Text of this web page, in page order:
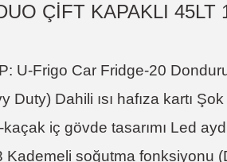
ÇİFT KAPAKLI 45LT
U-Frigo Car Fridge-20
Dahili ısı hafıza kartı
kaçak iç gövde tasarımı Led
soğutma fonksiyonu